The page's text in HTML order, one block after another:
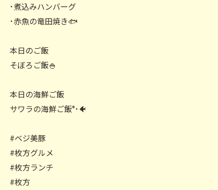
･煮込みハンバーグ
･赤魚の竜田焼き🐟️
本日のご飯
そぼろご飯🍚
本日の海鮮ご飯
サワラの海鮮ご飯°･🐠
#ベジ美豚
#枚方グルメ
#枚方ランチ
#枚方